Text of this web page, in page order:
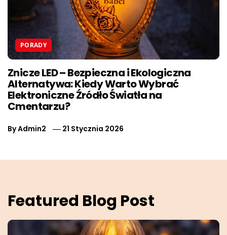
PORADY
Znicze LED – Bezpieczna i Ekologiczna
Alternatywa: Kiedy Warto Wybrać
Elektroniczne Źródło Światła na
Cmentarzu?
ByAdmin2 21 Stycznia 2026
Featured Blog Post